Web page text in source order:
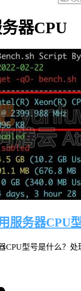
器CPU
服务器CPU
CPU型号是什么？